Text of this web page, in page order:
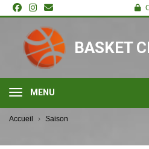
BASKET
MENU
Accueil Saison
Panneau de gestion des cookies